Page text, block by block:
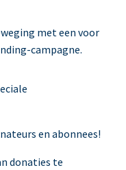
met een voor
campagne.
en abonnees!
donaties te